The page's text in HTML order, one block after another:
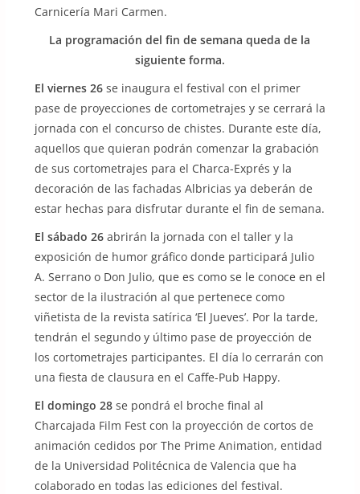
Carnicería Mari Carmen.
La programación del fin de semana queda de la
siguiente forma.
El viernes 26se inaugura el festival con el primer
pase de proyecciones de cortometrajes y se cerrará la
jornada con el concurso de chistes. Durante este día,
aquellos que quieran podrán comenzar la grabación
de sus cortometrajes para el Charca-Exprés y la
decoración de las fachadas Albricias ya deberán de
estar hechas para disfrutar durante el fin de semana.
El sábado 26abrirán la jornada con el taller y la
exposición de humor gráfico donde participará Julio
A. Serrano o Don Julio, que es como se le conoce en el
sector de la ilustración al que pertenece como
viñetista de la revista satírica ‘El Jueves’. Por la tarde,
tendrán el segundo y último pase de proyección de
los cortometrajes participantes. El día lo cerrarán con
una fiesta de clausura en el Caffe-Pub Happy.
El domingo 28se pondrá el broche final al
Charcajada Film Fest con la proyección de cortos de
animación cedidos por The Prime Animation, entidad
de la Universidad Politécnica de Valencia que ha
colaborado en todas las ediciones del festival.